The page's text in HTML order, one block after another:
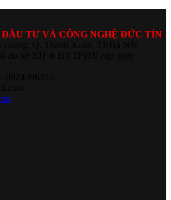
ĐẦU TƯ VÀ CÔNG NGHỆ ĐỨC TÍN